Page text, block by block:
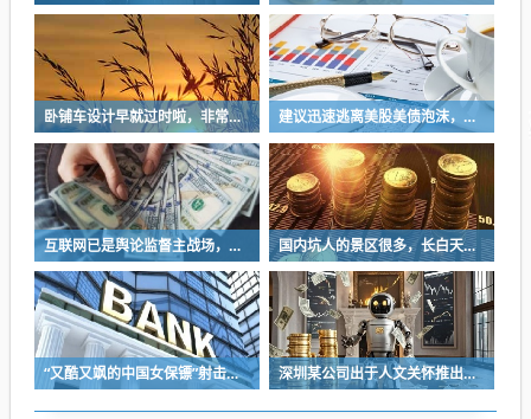
卧铺车设计早就过时啦，非常不具备人性化 建议迅速逃离美股美债泡沫，AI正加速而非延缓其泡沫破裂
互联网已是舆论监督主战场，让我们用这五点珍惜它 国内坑人的景区很多，长白天池只是其中被坑印象最深的那一个
“又酷又飒的中国女保镖”射击夺冠 深圳某公司出于人文关怀推出内部托管，结果无孩单身员工举报了，核心理由有两个